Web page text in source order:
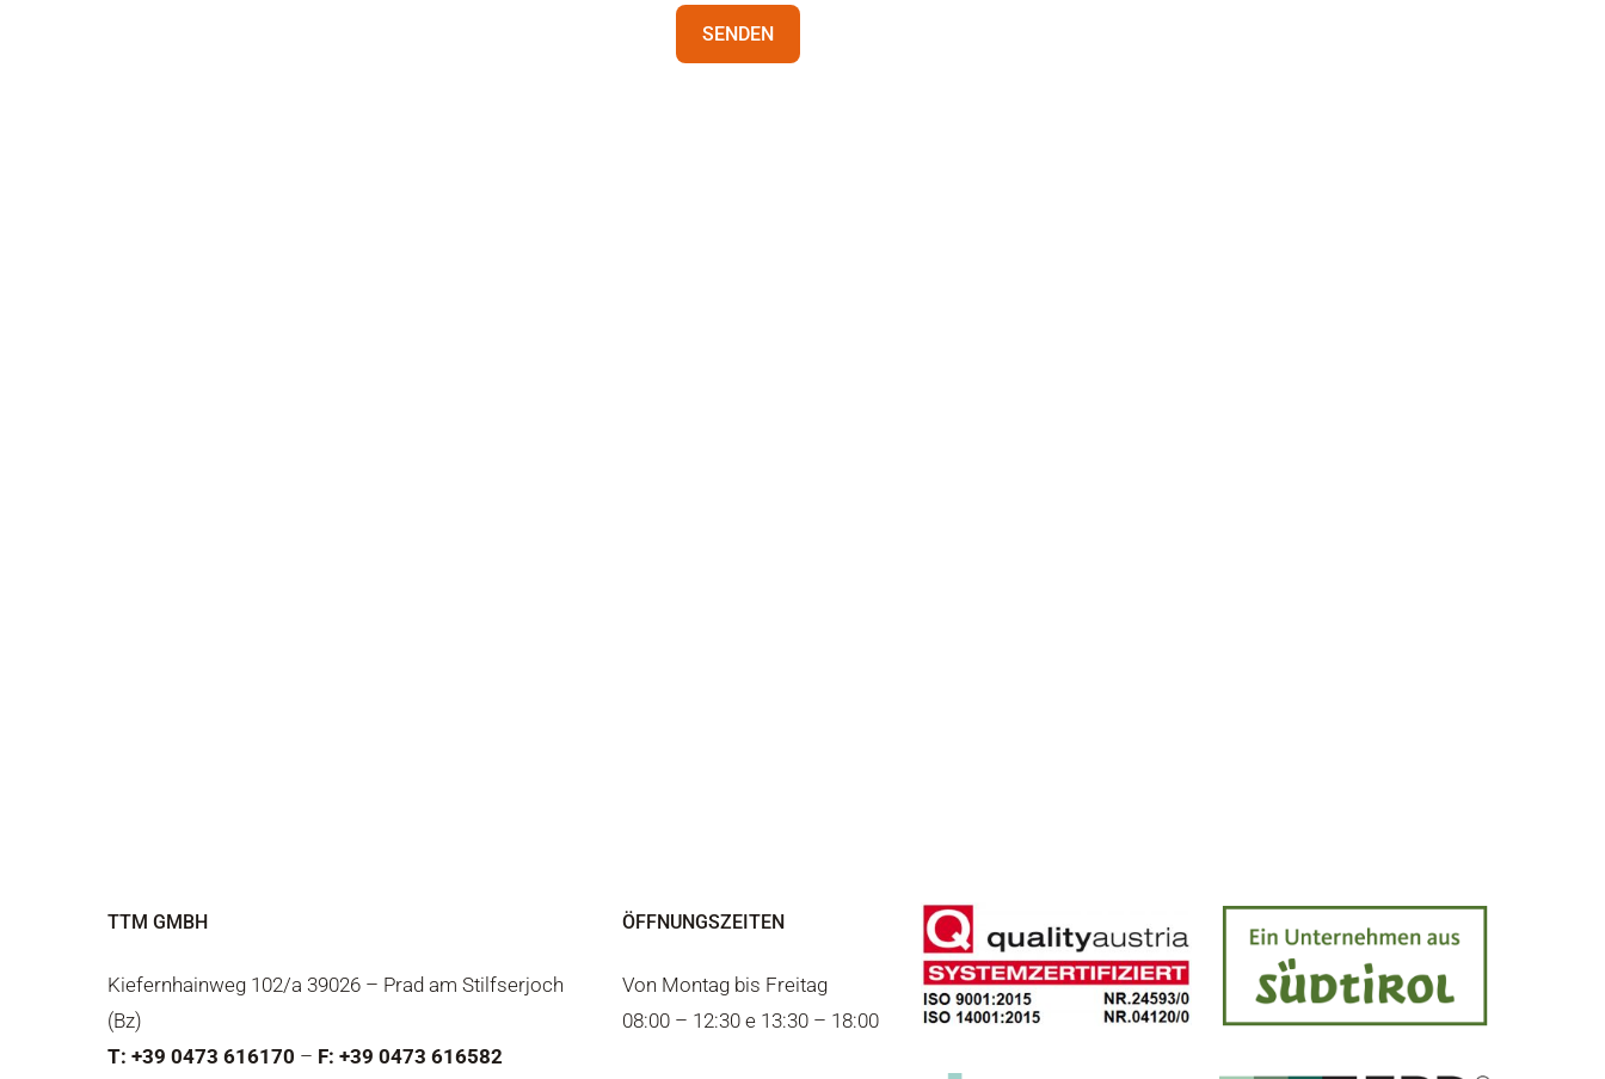
TTM GMBH
Kiefernhainweg 102/a 39026 – Prad am Stilfserjoch
(Bz)
T: +39 0473 616170 – F: +39 0473 616582
ÖFFNUNGSZEITEN
Von Montag bis Freitag
08:00 – 12:30 e 13:30 – 18:00